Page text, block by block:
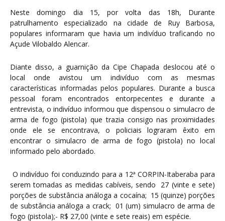
Neste domingo dia 15, por volta das 18h, Durante
patrulhamento especializado na cidade de Ruy Barbosa,
populares informaram que havia um indivíduo traficando no
Açude Vilobaldo Alencar.
Diante disso, a guarnição da Cipe Chapada deslocou até o
local onde avistou um indivíduo com as mesmas
características informadas pelos populares. Durante a busca
pessoal foram encontrados entorpecentes e durante a
entrevista, o indivíduo informou que dispensou o simulacro de
arma de fogo (pistola) que trazia consigo nas proximidades
onde ele se encontrava, o policiais lograram êxito em
encontrar o simulacro de arma de fogo (pistola) no local
informado pelo abordado.
O indivíduo foi conduzindo para a 12ª CORPIN-Itaberaba para
serem tomadas as medidas cabíveis, sendo 27 (vinte e sete)
porções de substância análoga a cocaína; 15 (quinze) porções
de substância análoga a crack; ⁠01 (um) simulacro de arma de
fogo (pistola);- R$ 27,00 (vinte e sete reais) em espécie.